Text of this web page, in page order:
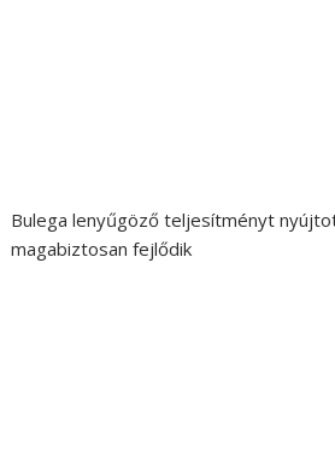
Bulega lenyűgöző teljesítményt
magabiztosan fejlődik